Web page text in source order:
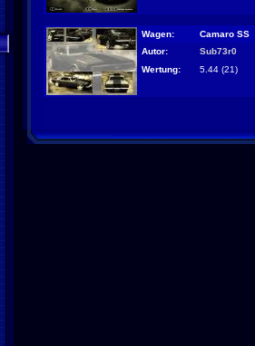
Wagen:
Camaro SS
Autor:
Sub73r0
Wertung:
5.44 (21)